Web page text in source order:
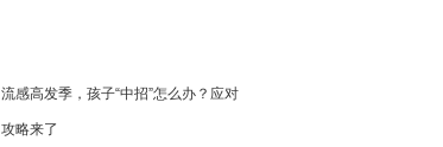
流感高发季，孩子“中招”怎么办？应对
攻略来了